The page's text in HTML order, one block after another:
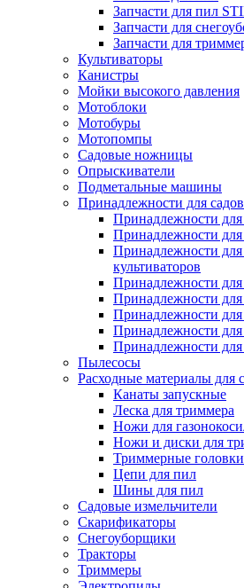
Запчасти для пил
Запчасти для
Запчасти для
Культиваторы
Канистры
Мойки высокого давления
Мотоблоки
Мотобуры
Мотопомпы
Садовые ножницы
Опрыскиватели
Подметальные машины
Принадлежности для
Принадлежности для
Принадлежности
Принадлежности
культиваторов
Принадлежности для
Принадлежности
Принадлежности
Принадлежности
Принадлежности
Пылесосы
Расходные материалы для
Канаты запускные
Леска для триммера
Ножи для
Ножи и диски для
Триммерные головки
Цепи для пил
Шины для пил
Садовые измельчители
Скарификаторы
Снегоуборщики
Тракторы
Триммеры